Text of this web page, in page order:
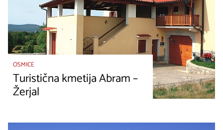
OSMICE
Turistična kmetija Abram –
Žerjal